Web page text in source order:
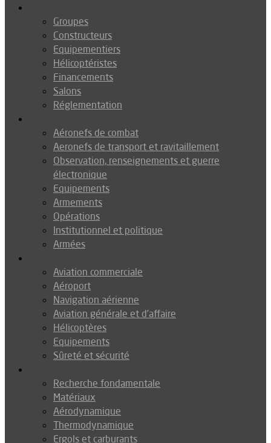
Groupes
Constructeurs
Equipementiers
Hélicoptéristes
Financements
Salons
Réglementation
Aéronefs de combat
Aeronefs de transport et ravitaillement
Observation, renseignements et guerre
électronique
Equipements
Armements
Opérations
Institutionnel et politique
Armées
Aviation commerciale
Aéroport
Navigation aérienne
Aviation générale et d’affaire
Hélicoptères
Equipements
Sûreté et sécurité
Recherche fondamentale
Matériaux
Aérodynamique
Thermodynamique
Ergols et carburants